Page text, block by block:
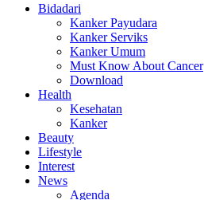
Bidadari
Kanker Payudara
Kanker Serviks
Kanker Umum
Must Know About Cancer
Download
Health
Kesehatan
Kanker
Beauty
Lifestyle
Interest
News
Agenda